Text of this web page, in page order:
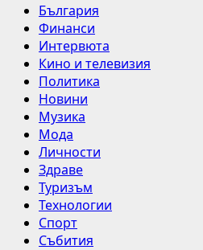
Primary
Menu
България
Финанси
Интервюта
Кино и телевизия
Политика
Новини
Музика
Мода
Личности
Здраве
Туризъм
Технологии
Спорт
Събития